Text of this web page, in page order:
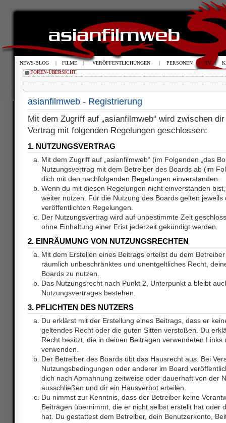
FOREN-ÜBERSICHT
asianfilmweb - Registrierung
Mit dem Zugriff auf „asianfilmweb“ wird zwischen
Vertrag mit folgenden Regelungen geschlossen:
1. NUTZUNGSVERTRAG
Mit dem Zugriff auf „asianfilmweb“ (im Folgenden „das
Nutzungsvertrag mit dem Betreiber des Boards ab (im
dich mit den nachfolgenden Regelungen einverstanden.
Wenn du mit diesen Regelungen nicht einverstanden
weiter nutzen. Für die Nutzung des Boards gelten jeweils
veröffentlichten Regelungen.
Der Nutzungsvertrag wird auf unbestimmte Zeit
ohne Einhaltung einer Frist jederzeit gekündigt werden.
2. EINRÄUMUNG VON NUTZUNGSRECHTEN
Mit dem Erstellen eines Beitrags erteilst du dem
räumlich unbeschränktes und unentgeltliches Recht,
Boards zu nutzen.
Das Nutzungsrecht nach Punkt 2, Unterpunkt a bleibt
Nutzungsvertrages bestehen.
3. PFLICHTEN DES NUTZERS
Du erklärst mit der Erstellung eines Beitrags, dass er
geltendes Recht oder die guten Sitten verstoßen. Du
Recht besitzt, die in deinen Beiträgen verwendeten Links
verwenden.
Der Betreiber des Boards übt das Hausrecht aus. Bei
Nutzungsbedingungen oder anderer im Board
dich nach Abmahnung zeitweise oder dauerhaft von der
ausschließen und dir ein Hausverbot erteilen.
Du nimmst zur Kenntnis, dass der Betreiber keine
Beiträgen übernimmt, die er nicht selbst erstellt hat oder
hat. Du gestattest dem Betreiber, dein Benutzerkonto,
NEWS-BLOG | FILME | VERÖFFENTLICHUNGEN | PERSONEN | TV |